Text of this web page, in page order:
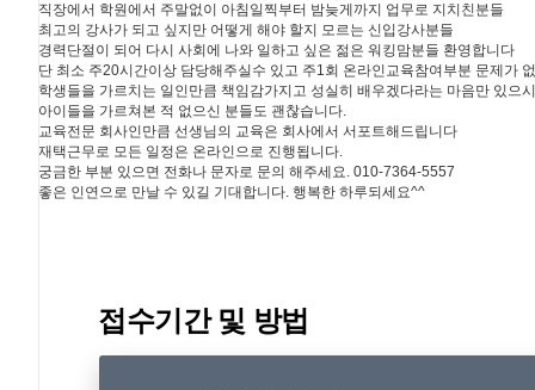
직장에서 학원에서 주말없이 아침일찍부터 밤늦게까지 업무로 지치친분들
최고의 강사가 되고 싶지만 어떻게 해야 할지 모르는 신입강사분들
경력단절이 되어 다시 사회에 나와 일하고 싶은 젊은 워킹맘분들 환영합니다
단 최소 주20시간이상 담당해주실수 있고 주1회 온라인교육참여부분 문제가
학생들을 가르치는 일인만큼 책임감가지고 성실히 배우겠다라는 마음만 있으
아이들을 가르쳐본 적 없으신 분들도 괜찮습니다.
교육전문 회사인만큼 선생님의 교육은 회사에서 서포트해드립니다
재택근무로 모든 일정은 온라인으로 진행됩니다.
궁금한 부분 있으면 전화나 문자로 문의 해주세요. 010-7364-5557
좋은 인연으로 만날 수 있길 기대합니다. 행복한 하루되세요^^
접수기간 및 방법